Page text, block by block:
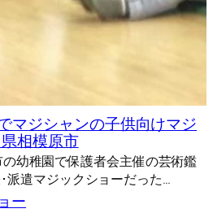
マジシャンの子供向けマジ
相模原市
の幼稚園で保護者会主催の芸術鑑
派遣マジックショーだった…
ー